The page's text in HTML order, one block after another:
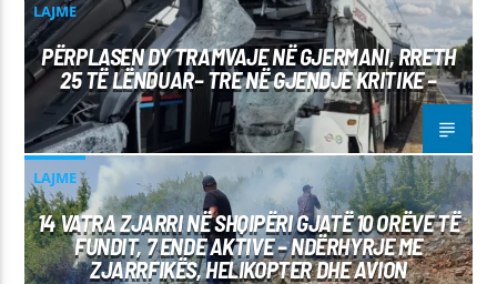
LAJME
PËRPLASEN DY TRAMVAJE NË GJERMANI, RRETH
25 TË LËNDUAR– TRE NË GJENDJE KRITIKE –
LAJME
14 VATRA ZJARRI NË SHQIPËRI GJATË 10 ORËVE TË
FUNDIT, 7 ENDE AKTIVE – NDËRHYRJE ME
ZJARRFIKËS, HELIKOPTER DHE AVION